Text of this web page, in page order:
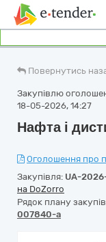
Повернутись
Закупівлю
18-05-2026, 14:27
Нафта і
Оголошення про
Закупівля: UA-
на DoZorro
Рядок плану
007840-a